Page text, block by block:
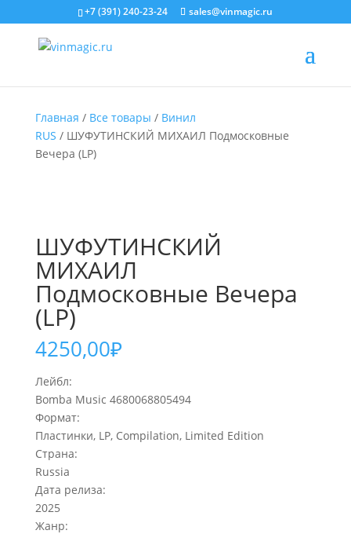
+7 (391) 240-23-24 sales@vinmagic.ru
Главная / Все товары / Винил
RUS / ШУФУТИНСКИЙ МИХАИЛ Подмосковные
Вечера (LP)
ШУФУТИНСКИЙ
МИХАИЛ
Подмосковные Вечера
(LP)
4250,00₽
Лейбл:
Bomba Music 4680068805494
Формат:
Пластинки, LP, Compilation, Limited Edition
Страна:
Russia
Дата релиза:
2025
Жанр: